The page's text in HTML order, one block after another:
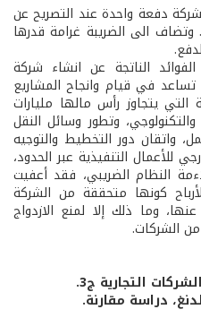
دفعة واحدة عند التصريح عن
وتضاف الى الضريبة غرامة قدرها
الناتجة عن انشاء شركة
في قيام وانجاح المشاريع
التي يتجاوز رأس مالها مليارات
والتكنولوجي، وتطور وسائل النقل
واتقان دور التخطيط والتوجيه
للأعمال التنفيذية عبر الحدود،
النظام الضريبي، فقد أعفيت
كونها متحققة من الشركة
وما ذلك إلا لمنع الازدواج
الشركات.